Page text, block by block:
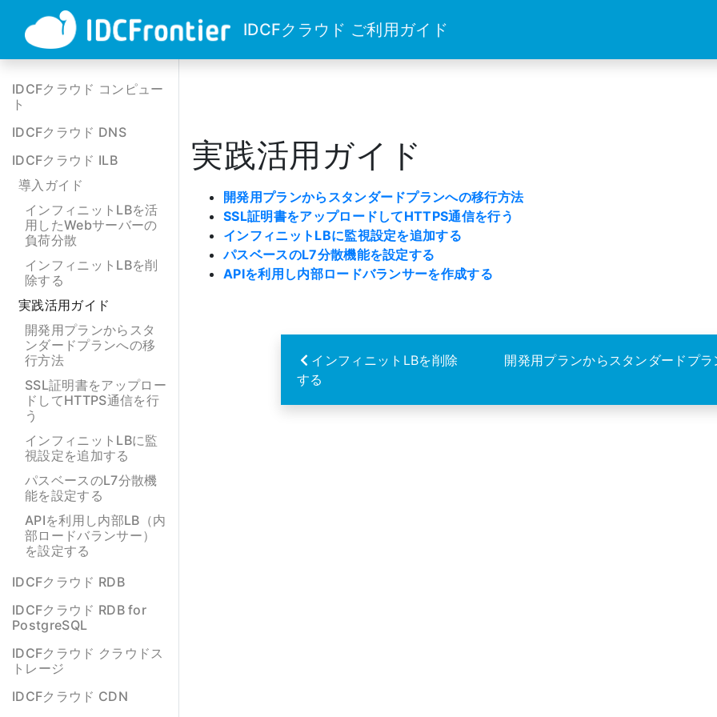
IDCFクラウド ご利用ガイド
IDCFクラウド コンピュー
ト
IDCFクラウド DNS
IDCFクラウド ILB
導入ガイド
インフィニットLBを活
用したWebサーバーの
負荷分散
インフィニットLBを削
除する
実践活用ガイド
開発用プランからスタ
ンダードプランへの移
行方法
SSL証明書をアップロー
ドしてHTTPS通信を行
う
インフィニットLBに監
視設定を追加する
パスベースのL7分散機
能を設定する
APIを利用し内部LB（内
部ロードバランサー）
を設定する
IDCFクラウド RDB
IDCFクラウド RDB for
PostgreSQL
IDCFクラウド クラウドス
トレージ
IDCFクラウド CDN
実践活用ガイド
開発用プランからスタンダードプランへの移行方法
SSL証明書をアップロードしてHTTPS通信を行う
インフィニットLBに監視設定を追加する
パスベースのL7分散機能を設定する
APIを利用し内部ロードバランサーを作成する
インフィニットLBを削除
する
開発用プランからスタンダードプ